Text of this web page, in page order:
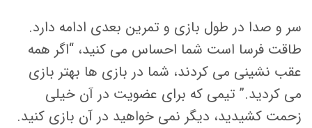
سر و صدا در طول بازی و تمرین بعدی ادامه دارد.
طاقت فرسا است شما احساس می کنید، “اگر همه
عقب نشینی می کردند، شما در بازی ها بهتر بازی
می کردید.” تیمی که برای عضویت در آن خیلی
زحمت کشیدید، دیگر نمی خواهید در آن بازی کنید.